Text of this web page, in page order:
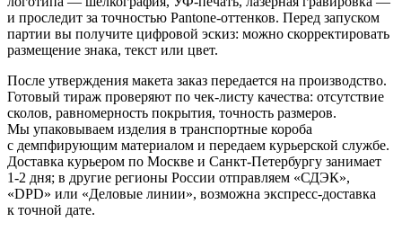
и проследит за точностью Pantone-оттенков. Перед запуском
партии вы получите цифровой эскиз: можно скорректировать
размещение знака, текст или цвет.
После утверждения макета заказ передается на производство.
Готовый тираж проверяют по чек-листу качества: отсутствие
сколов, равномерность покрытия, точность размеров.
Мы упаковываем изделия в транспортные короба
с демпфирующим материалом и передаем курьерской службе.
Доставка курьером по Москве и Санкт-Петербургу занимает
1-2 дня; в другие регионы России отправляем «СДЭК»,
«DPD» или «Деловые линии», возможна экспресс-доставка
к точной дате.